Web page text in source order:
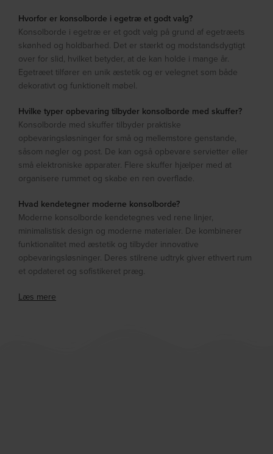
Hvorfor er konsolborde i egetræ et godt valg?
Konsolborde i egetræ er et godt valg på grund af egetræets
skønhed og holdbarhed. Det er stærkt og modstandsdygtigt
over for slid, hvilket betyder, at de kan holde i mange år.
Egetræet tilfører en unik æstetik og er velegnet som både
dekorativt og funktionelt møbel.
Hvilke typer opbevaring tilbyder konsolborde med skuffer?
Konsolborde med skuffer tilbyder praktiske
opbevaringsløsninger for små og mellemstore genstande,
såsom nøgler og post. De kan også opbevare servietter eller
små elektroniske apparater. Flere skuffer hjælper med at
organisere rummet og skabe en ren overflade.
Hvad kendetegner moderne konsolborde?
Moderne konsolborde kendetegnes ved rene linjer,
minimalistisk design og moderne materialer. De kombinerer
funktionalitet med æstetik og tilbyder innovative
opbevaringsløsninger. Deres stilrene udtryk giver ethvert rum
et opdateret og sofistikeret præg.
Læs mere